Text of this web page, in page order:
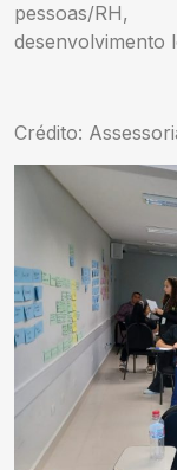
pessoas/
desenvolvimento
Crédito: